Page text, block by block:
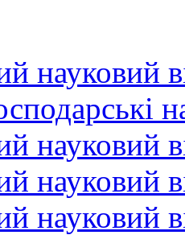
науковий
науковий
науковий
науковий